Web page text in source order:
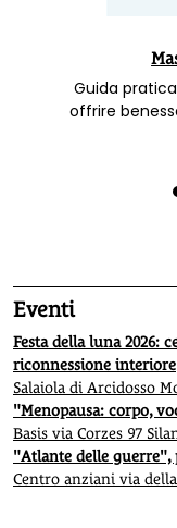
Guida
Eventi
Festa della luna 2026:
riconnessione interiore
Salaiola di Arcidosso
"Menopausa: corpo,
Basis via Corzes 97
"Atlante delle guerre",
Centro anziani via